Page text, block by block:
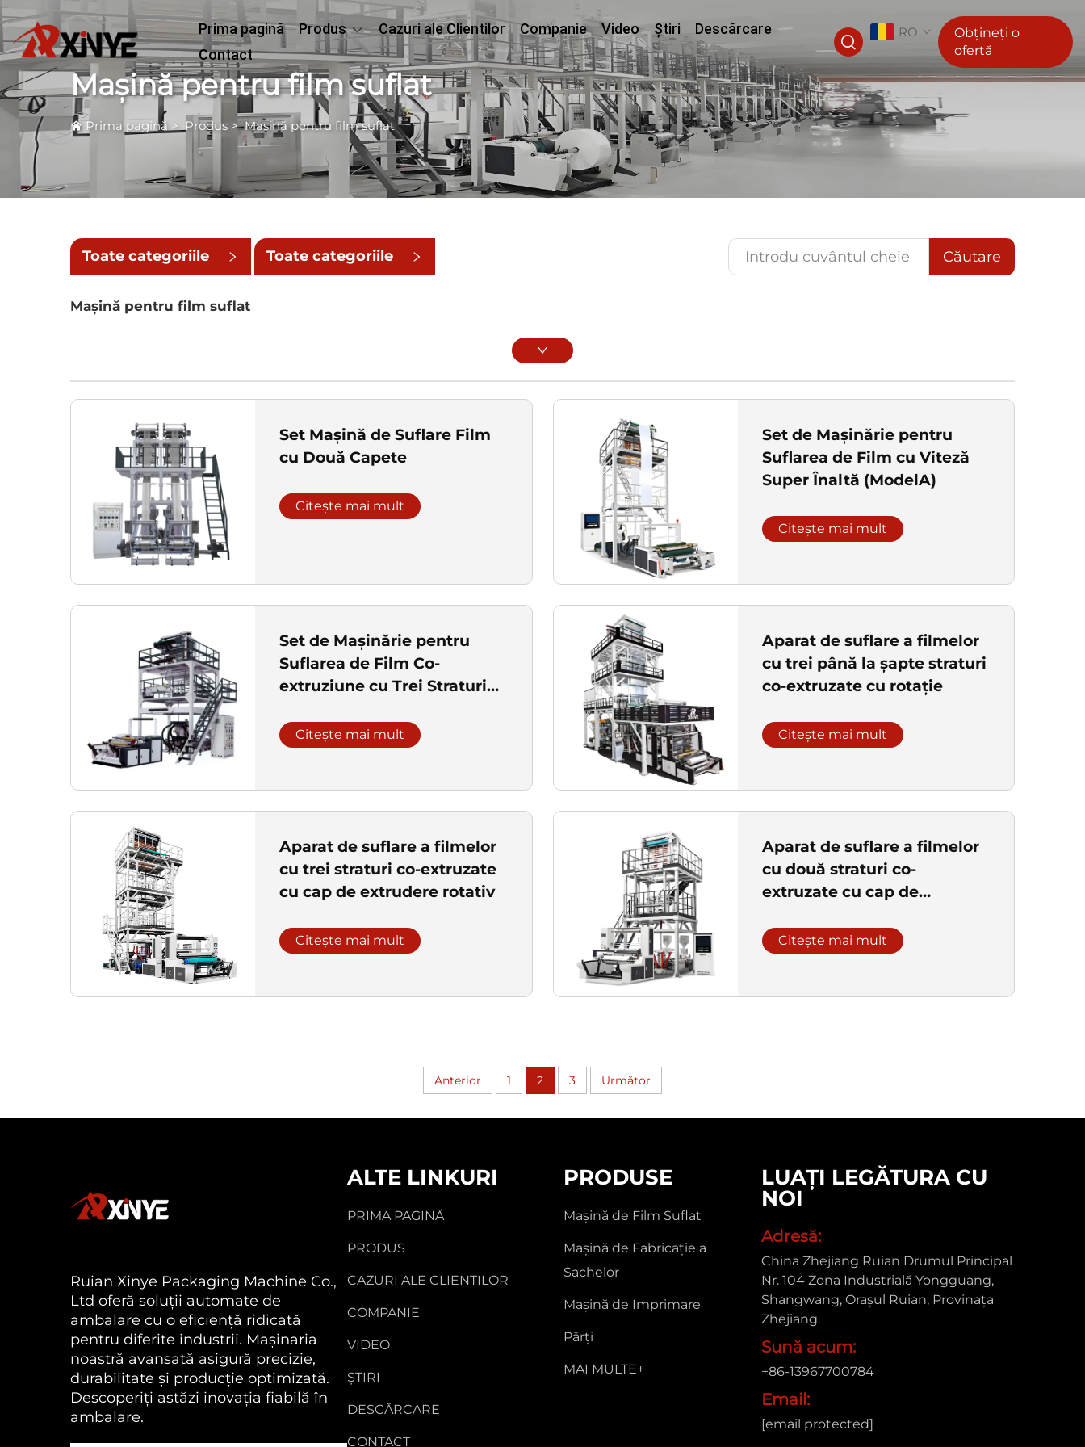
Prima pagină Produs Cazuri ale Clientilor Companie Video Știri
Descărcare
Contact
RO
Obțineți o
ofertă
Mașină pentru film suflat
Prima pagină> Produs >Mașină pentru film suflat
Toate categoriile Toate categoriile Căutare
Mașină pentru film suflat
Set Mașină de Suflare Film
cu Două Capete
Citește mai mult
Set de Mașinărie pentru
Suflarea de Film cu Viteză
Super Înaltă (ModelA)
Citește mai mult
Set de Mașinărie pentru
Suflarea de Film Co-
extruziune cu Trei Straturi
Citește mai mult
Aparat de suflare a filmelor
cu trei până la șapte straturi
co-extruzate cu rotație
Citește mai mult
Aparat de suflare a filmelor
cu trei straturi co-extruzate
cu cap de extrudere rotativ
Citește mai mult
Aparat de suflare a filmelor
cu două straturi co-
extruzate cu cap de
Citește mai mult
Anterior 1 2 3 Următor
Ruian Xinye Packaging Machine Co.,
Ltd oferă soluții automate de
ambalare cu o eficiență ridicată
pentru diferite industrii. Mașinaria
noastră avansată asigură precizie,
durabilitate și producție optimizată.
Descoperiți astăzi inovația fiabilă în
ambalare.
ALTE LINKURI
PRIMA PAGINĂ
PRODUS
CAZURI ALE CLIENTILOR
COMPANIE
VIDEO
ȘTIRI
DESCĂRCARE
CONTACT
PRODUSE
Mașină de Film Suflat
Mașină de Fabricație a
Sachelor
Mașină de Imprimare
Părţi
MAI MULTE+
LUAȚI LEGĂTURA CU
NOI
Adresă:
China Zhejiang Ruian Drumul Principal
Nr. 104 Zona Industrială Yongguang,
Shangwang, Orașul Ruian, Provinața
Zhejiang.
Sună acum:
+86-13967700784
Email:
[email protected]